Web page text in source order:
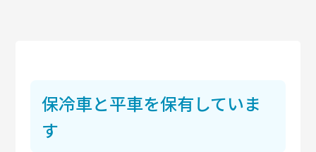
保冷車と平車を保有していま
す